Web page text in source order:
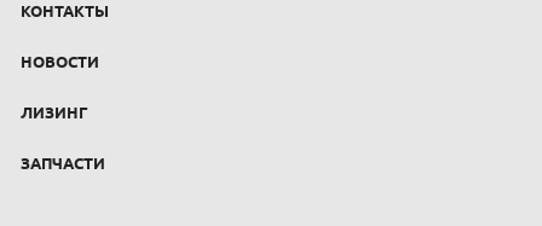
КОНТАКТЫ
НОВОСТИ
ЛИЗИНГ
ЗАПЧАСТИ